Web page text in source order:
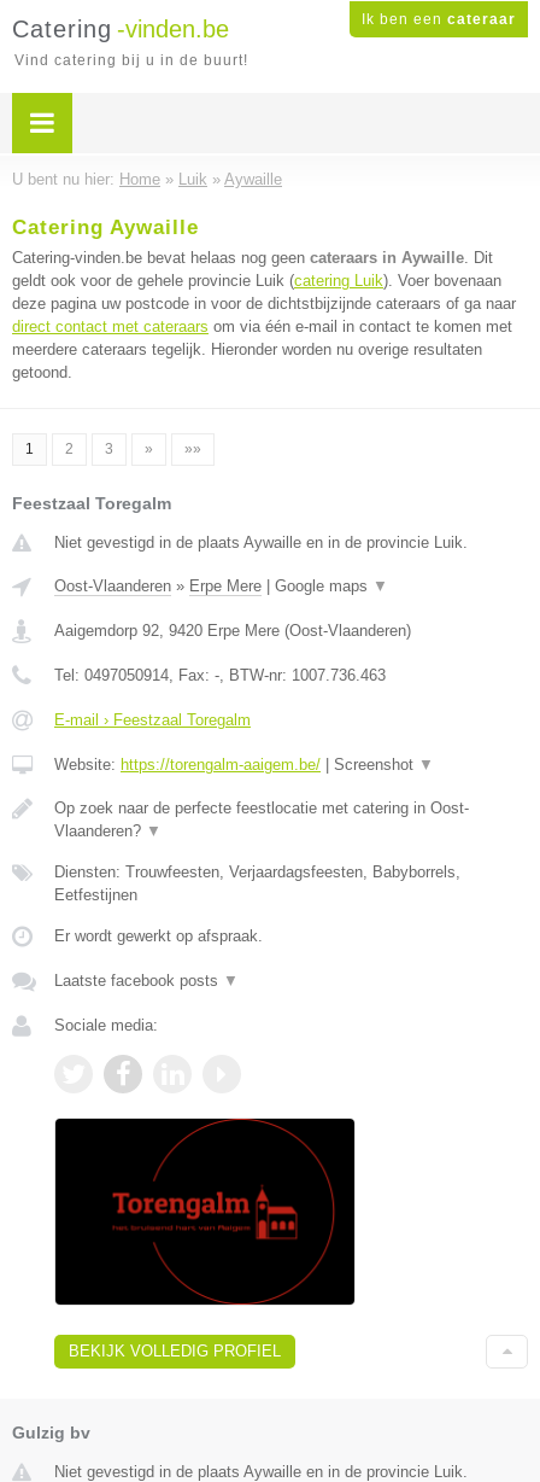
Ik ben een cateraar
Catering -vinden.be
Vind catering bij u in de buurt!
U bent nu hier: Home » Luik » Aywaille
Catering Aywaille
Catering-vinden.be bevat helaas nog geen cateraars in Aywaille. Dit
geldt ook voor de gehele provincie Luik (catering Luik). Voer bovenaan
deze pagina uw postcode in voor de dichtstbijzijnde cateraars of ga naar
direct contact met cateraars om via één e-mail in contact te komen met
meerdere cateraars tegelijk. Hieronder worden nu overige resultaten
getoond.
1 2 3 » »»
Feestzaal Toregalm
Niet gevestigd in de plaats Aywaille en in de provincie Luik.
Oost-Vlaanderen » Erpe Mere Google maps ▼
Aaigemdorp 92, 9420 Erpe Mere (Oost-Vlaanderen)
Tel: 0497050914, Fax: -, BTW-nr: 1007.736.463
E-mail › Feestzaal Toregalm
Website: https://torengalm-aaigem.be/ Screenshot ▼
Op zoek naar de perfecte feestlocatie met catering in Oost-
Vlaanderen? ▼
Diensten: Trouwfeesten, Verjaardagsfeesten, Babyborrels,
Eetfestijnen
Er wordt gewerkt op afspraak.
Laatste facebook posts ▼
Sociale media:
BEKIJK VOLLEDIG PROFIEL
Gulzig bv
Niet gevestigd in de plaats Aywaille en in de provincie Luik.